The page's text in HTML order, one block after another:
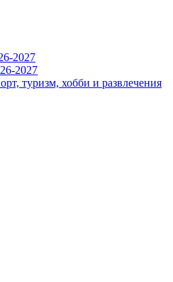
2027
2027
туризм, хобби и развлечения